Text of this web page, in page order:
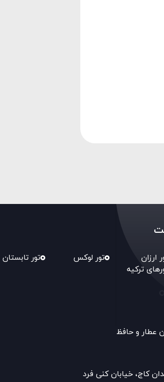
ارزان تور لوکس تور تابستان
ترکیه
عطار و حافظ
کاج، خیابان کنی فرد